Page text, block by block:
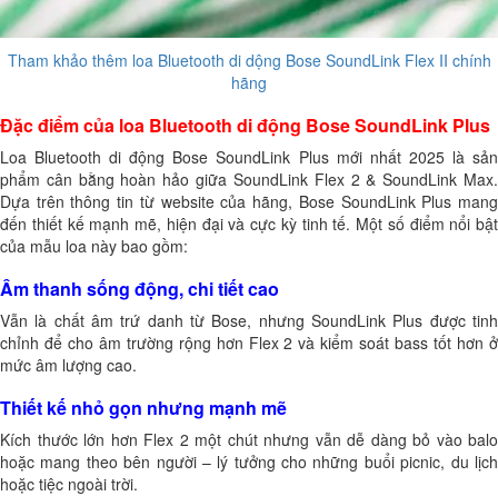
Tham khảo thêm loa Bluetooth di dộng Bose SoundLink Flex II chính
hãng
Đặc điểm của loa Bluetooth di động Bose SoundLink Plus
Loa Bluetooth di động Bose SoundLink Plus mới nhất 2025 là sản
phẩm cân bằng hoàn hảo giữa SoundLink Flex 2 & SoundLink Max.
Dựa trên thông tin từ website của hãng, Bose SoundLink Plus mang
đến thiết kế mạnh mẽ, hiện đại và cực kỳ tinh tế. Một số điểm nổi bật
của mẫu loa này bao gồm:
Âm thanh sống động, chi tiết cao
Vẫn là chất âm trứ danh từ Bose, nhưng SoundLink Plus được tinh
chỉnh để cho âm trường rộng hơn Flex 2 và kiểm soát bass tốt hơn ở
mức âm lượng cao.
Thiết kế nhỏ gọn nhưng mạnh mẽ
Kích thước lớn hơn Flex 2 một chút nhưng vẫn dễ dàng bỏ vào balo
hoặc mang theo bên người – lý tưởng cho những buổi picnic, du lịch
hoặc tiệc ngoài trời.